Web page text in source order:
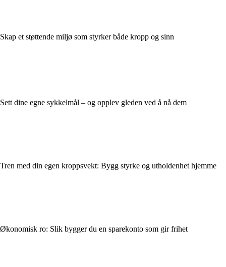
Skap et støttende miljø som styrker både kropp og sinn
Sett dine egne sykkelmål – og opplev gleden ved å nå dem
Tren med din egen kroppsvekt: Bygg styrke og utholdenhet hjemme
Økonomisk ro: Slik bygger du en sparekonto som gir frihet